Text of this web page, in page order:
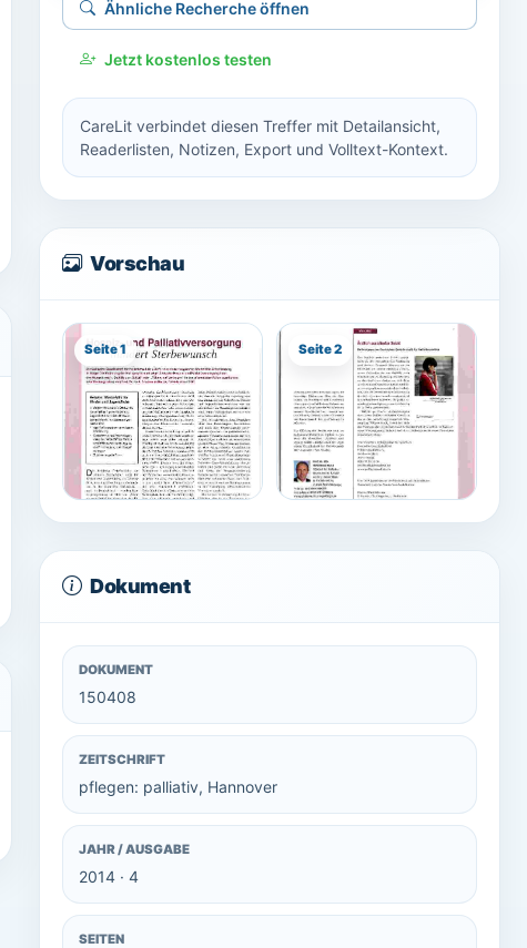
Ähnliche Recherche öffnen
Jetzt kostenlos testen
CareLit verbindet diesen Treffer mit Detailansicht,
Readerlisten, Notizen, Export und Volltext-Kontext.
Vorschau
Seite 1 Seite 2
Dokument
DOKUMENT
150408
ZEITSCHRIFT
pflegen: palliativ, Hannover
JAHR / AUSGABE
2014 · 4
SEITEN